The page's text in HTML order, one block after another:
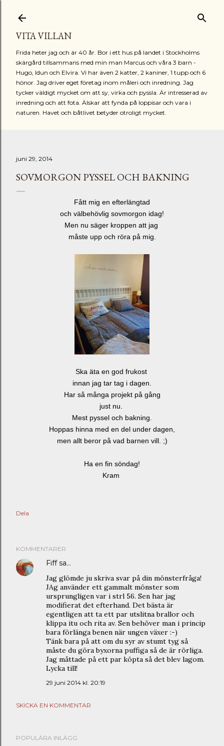
VITA VILLAN
Frida heter jag och är 40 år. Bor i ett hus på landet i Stockholms
skärgård tillsammans med min man Marcus och våra 3 barn -
Hugo, Idun och Elvira. Vi har även 2 katter, 2 kaniner, 1 tupp och 6
hönor. Jag driver eget företag inom måleri och inredning. Jag
tycker väldigt mycket om att sy, virka och pyssla. Är intresserad av
inredning och att fota. Älskar att fynda på loppisar och vara i
naturen. Havet och båtlivet betyder otroligt mycket.
juni 29, 2014
SOVMORGON PYSSEL OCH BAKNING
Fått mig en efterlängtad
och välbehövlig sovmorgon idag!
Men nu säger kroppen att jag
måste upp och röra på mig.
Ska äta en god frukost
innan jag tar tag i dagen.
Har så många projekt på gång
just nu.
Mest pyssel och bakning.
Hoppas hinna med en del under dagen,
men allt beror på vad barnen vill. ;)
Ha en fin söndag!
Kram
Dela
KOMMENTARER
Fiffsa…
Jag glömde ju skriva svar på din mönsterfråga!
JAg använder ett gammalt mönster som
ursprungligen var i strl 56. Sen har jag
modifierat det efterhand. Det bästa är
egentligen att ta ett par utslitna brallor och
klippa itu och rita av. Sen behöver man i princip
bara förlänga benen när ungen växer :-)
Tänk bara på att om du syr av stumt tyg så
måste du göra byxorna puffiga så de är rörliga.
Jag måttade på ett par köpta så det blev lagom.
Lycka till!
29 juni 2014 kl. 20:19
SKICKA EN KOMMENTAR
POPULÄRA INLÄGG